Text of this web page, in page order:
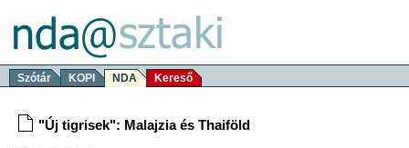
Szótár KOPI NDA Kereső
"Új tigrisek": Malajzia és Thaiföld